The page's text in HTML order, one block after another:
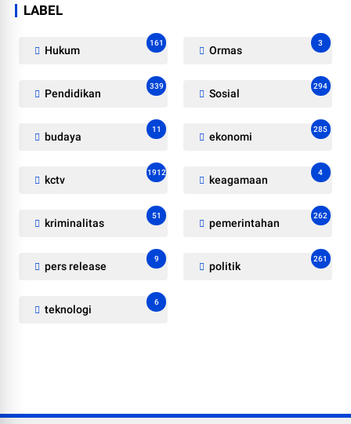
LABEL
Hukum
161
Ormas
3
Pendidikan
339
Sosial
294
budaya
11
ekonomi
285
kctv
1912
keagamaan
4
kriminalitas
51
pemerintahan
262
pers release
9
politik
261
teknologi
6